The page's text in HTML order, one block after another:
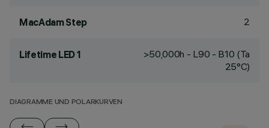
MacAdam Step 2
Lifetime LED 1
>50,000h - L90 - B10 (Ta
25°C)
DIAGRAMME UND POLARKURVEN